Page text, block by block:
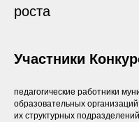
роста
Участники
педагогические работники
образовательных организаций
их структурных